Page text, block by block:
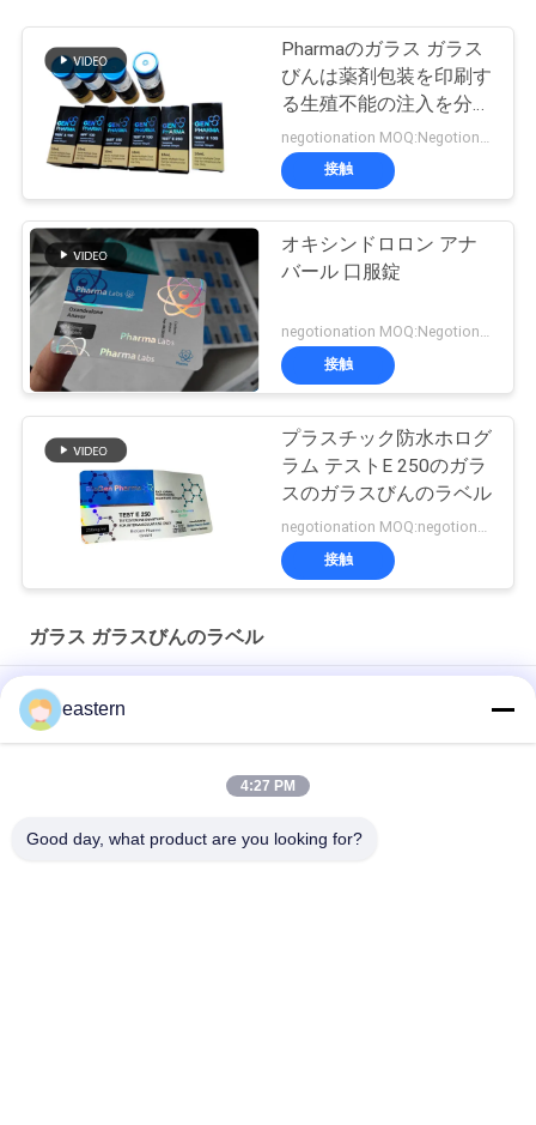
Pharmaのガラス ガラス
びんは薬剤包装を印刷す
る生殖不能の注入を分類
します
接触
オキシンドロロン アナ
バール 口服錠
negotionation MOQ:Negotionation
接触
プラスチック防水ホログ
ラム テストE 250のガラ
スのガラスびんのラベル
negotionation MOQ:negotionation
接触
ガラス ガラスびんのラベル
ソマトロピン HG 176-191 2mlx10 ラベル付きガラスバイアル
フルセットのPaer Instrutionが付いているトレンアセテートバ
eastern
4:27 PM
Good day, what product are you looking for?